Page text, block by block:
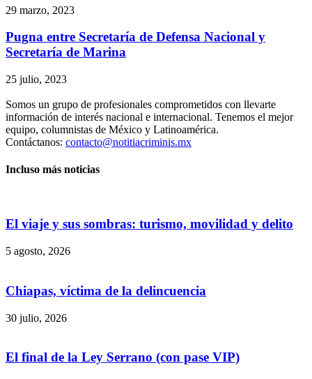
29 marzo, 2023
Pugna entre Secretaría de Defensa Nacional y
Secretaría de Marina
25 julio, 2023
Somos un grupo de profesionales comprometidos con llevarte
información de interés nacional e internacional. Tenemos el mejor
equipo, columnistas de México y Latinoamérica.
Contáctanos: contacto@notitiacriminis.mx
Incluso más noticias
El viaje y sus sombras: turismo, movilidad y delito
5 agosto, 2026
Chiapas, víctima de la delincuencia
30 julio, 2026
El final de la Ley Serrano (con pase VIP)